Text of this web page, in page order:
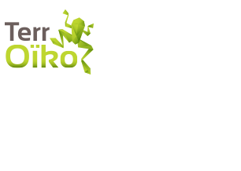
Aller au contenu principal